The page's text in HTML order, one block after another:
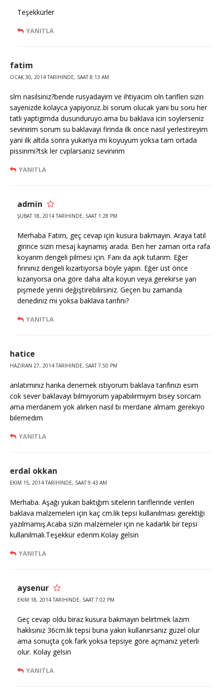
Teşekkürler
YANITLA
fatim
OCAK 30, 2014 TARIHINDE, SAAT 8:13 AM
slm nasilsiniz?bende rusyadayim ve ihtiyacim oln tarifleri sizin
sayenizde kolayca yapiyoruz..bi sorum olucak yani bu soru her
tatli yaptigimda dusunduruyo.ama bu baklava icin soylerseniz
sevinirim sorum su baklavayi firinda ilk once nasil yerlestireyim
yani ilk altda sonra yukariya mi koyuyum yoksa tam ortada
pissinmi?tsk ler cvplarsaniz sevinirim
YANITLA
admin
ŞUBAT 18, 2014 TARIHINDE, SAAT 1:28 PM
Merhaba Fatim, geç cevap için kusura bakmayın. Araya tatil
girince sizin mesaj kaynamış arada. Ben her zaman orta rafa
koyarım dengeli pilmesi için. Fanı da açık tutarım. Eğer
fırınınız dengeli kızartıyorsa böyle yapın. Eğer üst önce
kızarıyorsa ona göre daha alta koyun veya gerekirse yarı
pişmede yerini değiştirebilirsiniz. Geçen bu zamanda
denediniz mi yoksa baklava tarıfını?
YANITLA
hatice
HAZIRAN 27, 2014 TARIHINDE, SAAT 7:50 PM
anlatımınız harıka denemek ıstıyorum baklava tarıfınızı esım
cok sever baklavayı bılmıyorum yapabılırmıyım bısey sorcam
ama merdanem yok alırken nasıl bı merdane almam gerekıyo
bılemedım
YANITLA
erdal okkan
EKIM 15, 2014 TARIHINDE, SAAT 9:43 AM
Merhaba. Aşağı yukarı baktığım sitelerin tariflerinde verilen
baklava malzemeleri için kaç cm.lik tepsi kullanılması gerektiği
yazılmamış.Acaba sizin malzemeler için ne kadarlık bir tepsi
kullanılmalı.Teşekkür ederim.Kolay gelsin
YANITLA
aysenur
EKIM 18, 2014 TARIHINDE, SAAT 7:02 PM
Geç cevap oldu biraz kusura bakmayın belirtmek lazım
haklısınız 36cm.lik tepsi buna yakın kullanırsanız güzel olur
ama sonuçta çok fark yoksa tepsiye göre açmanız yeterli
olur. Kolay gelsin
YANITLA